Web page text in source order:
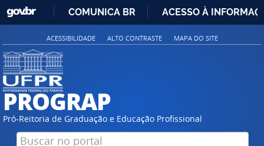
PARA
GOVBR
COMUNICA BR ACESSO À
ACESSIBILIDADE ALTO CONTRASTE MAPA DO SITE
PROGRAP
Pró-Reitoria de Graduação e Educação Profissional